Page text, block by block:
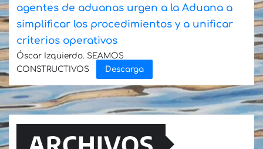
segunda
posición
estatal
en
movimiento
de
pasajeros
y
líder
agentes de aduanas urgen a la Aduana a
simplificar los procedimientos y a unificar
criterios operativos
Óscar Izquierdo. SEAMOS
CONSTRUCTIVOS
Descarga